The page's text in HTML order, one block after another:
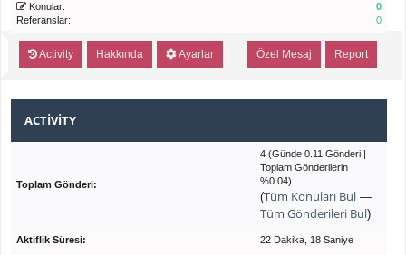
Konular:
0
Referanslar:
0
Activity Hakkında Ayarlar Report
Özel Mesaj
ACTIVITY
Toplam Gönderi:
4 (Günde 0.11 Gönderi |
Toplam Gönderilerin
%0.04)
(Tüm Konuları Bul —
Tüm Gönderileri Bul)
Aktiflik Süresi: 22 Dakika, 18 Saniye